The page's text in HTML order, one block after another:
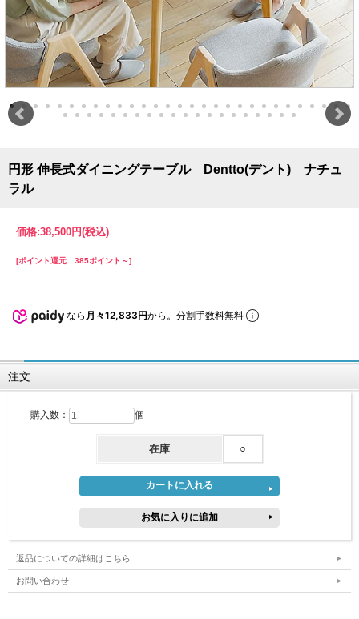
円形 伸長式ダイニングテーブル Dentto(デント) ナチュ
ラル
価格:38,500円(税込)
[ポイント還元 385ポイント～]
なら 月々12,833円から。分割手数料無料
注文
購入数： 個
在庫 ○
返品についての詳細はこちら
お問い合わせ